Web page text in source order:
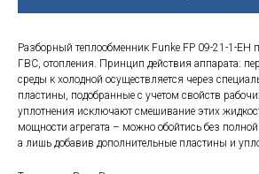
Разборный теплообменник Funke FP 09-21-1-EH
ГВС, отопления. Принцип действия аппарата:
среды к холодной осуществляется через
пластины, подобранные с учетом свойств
уплотнения исключают смешивание этих
мощности агрегата – можно обойтись без
а лишь добавив дополнительные пластины и